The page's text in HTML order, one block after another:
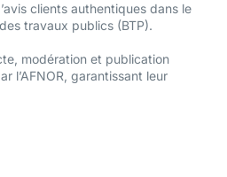
clients authentiques dans le
travaux publics (BTP).
modération et publication
l’AFNOR, garantissant leur